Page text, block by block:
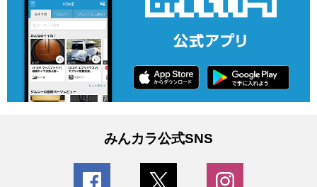
みんカラ公式SNS